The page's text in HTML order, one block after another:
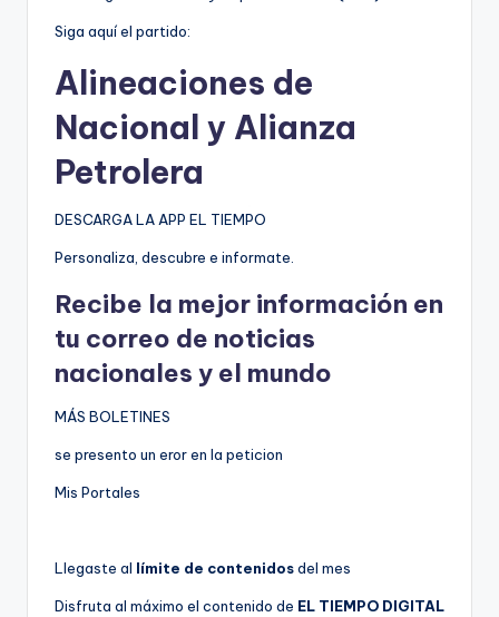
Siga aquí el partido:
Alineaciones de
Nacional y Alianza
Petrolera
DESCARGA LA APP EL TIEMPO
Personaliza, descubre e informate.
Recibe la mejor información en
tu correo de noticias
nacionales y el mundo
MÁS BOLETINES
se presento un eror en la peticion
Mis Portales
Llegaste al límite de contenidosdel mes
Disfruta al máximo el contenido de EL TIEMPO DIGITAL